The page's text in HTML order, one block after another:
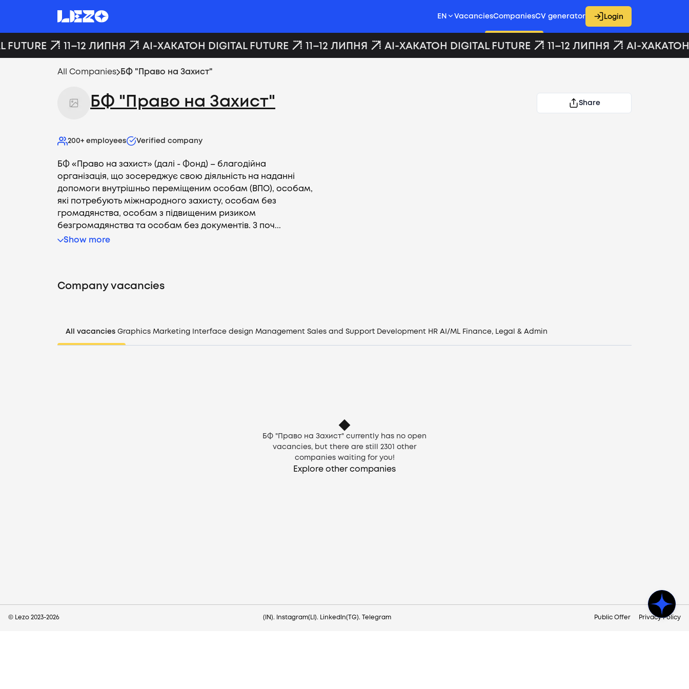
Login
EN VacanciesCompaniesCV generator Login
11–12 ЛИПНЯ AI-ХАКАТОН DIGITAL FUTURE 11–12 ЛИПНЯ AI-ХАКАТОН DIGITAL FUTURE 11–12 ЛИПНЯ AI-ХАКАТОН
All Companies БФ "Право на Захист"
БФ "Право на Захист" Share
200+ employees Verified company
БФ «Право на захист» (далі - Фонд) – благодійна
організація, що зосереджує свою діяльність на наданні
допомоги внутрішньо переміщеним особам (ВПО), особам,
які потребують міжнародного захисту, особам без
громадянства, особам з підвищеним ризиком
безгромадянства та особам без документів. З поч...
Show more
Company vacancies
All vacancies Graphics Marketing Interface design Management Sales and Support Development HR AI/ML Finance, Legal & Admin
БФ "Право на Захист" currently has no open
vacancies, but there are still
2301
other
companies waiting for you!
Explore other companies
© Lezo 2023-2026 (IN). Instagram(LI). LinkedIn(TG). Telegram Public Offer Privacy Policy